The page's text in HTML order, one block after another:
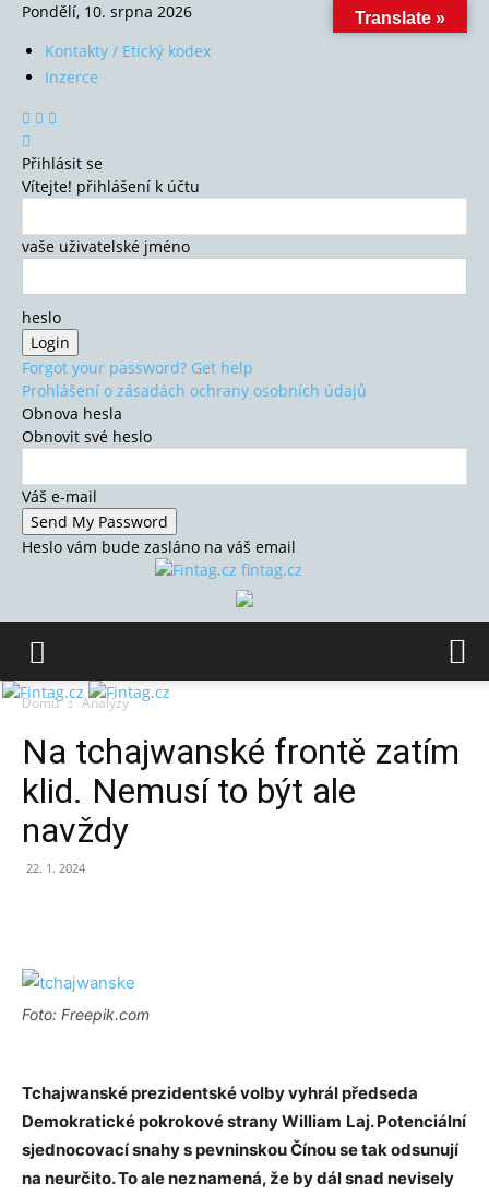
Pondělí, 10. srpna 2026
Kontakty / Etický kodex
Inzerce
Přihlásit se
Vítejte! přihlášení k účtu
vaše uživatelské jméno
heslo
Forgot your password? Get help
Prohlášení o zásadách ochrany osobních údajů
Obnova hesla
Obnovit své heslo
Váš e-mail
Heslo vám bude zasláno na váš email
fintag.cz
Domů Analýzy
Na tchajwanské frontě zatím
klid. Nemusí to být ale
navždy
22. 1. 2024
Foto: Freepik.com
Tchajwanské prezidentské volby vyhrál předseda
Demokratické pokrokové strany William Laj. Potenciální
sjednocovacísnahy s pevninskou Čínouse tak odsunují
na neurčito. To ale neznamená, že by dál snad nevisely
Translate »